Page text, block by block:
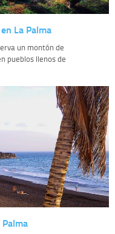
La Palma
un montón de
pueblos llenos de